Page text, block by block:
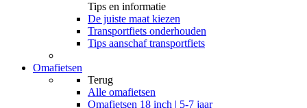
Tips en informatie
De juiste maat kiezen
Transportfiets onderhouden
Tips aanschaf transportfiets
Omafietsen
Terug
Alle omafietsen
Omafietsen 18 inch | 5-7 jaar